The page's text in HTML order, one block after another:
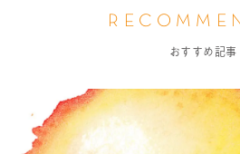
おすすめ記事